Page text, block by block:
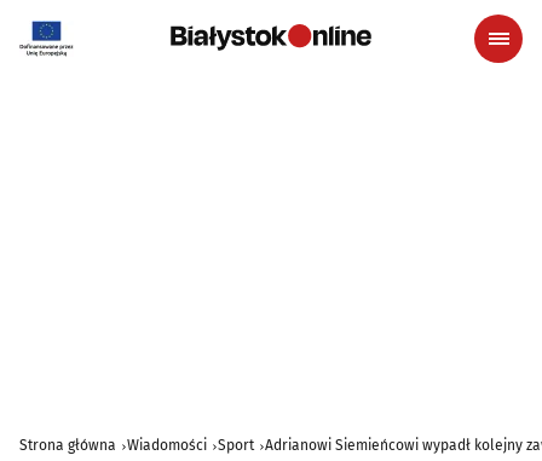
Strona główna Wiadomości Sport Adrianowi Siemieńcowi wypadł kolejny